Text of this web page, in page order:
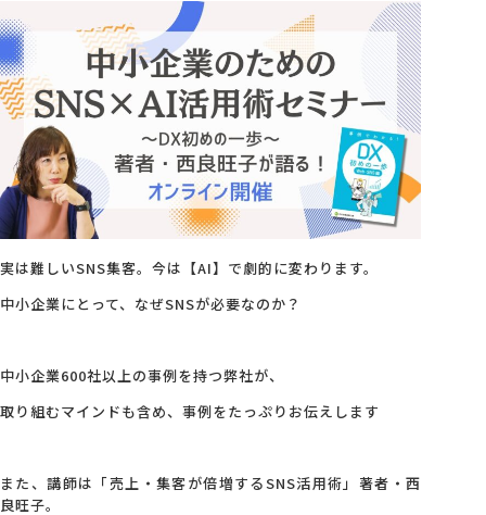
アクセス
採用情報
お問い合わせ
実は難しいSNS集客。今は【AI】で劇的に変わります。
中小企業にとって、なぜSNSが必要なのか？
中小企業600社以上の事例を持つ弊社が、
取り組むマインドも含め、事例をたっぷりお伝えします
また、講師は「売上・集客が倍増するSNS活用術」著者・西
良旺子。